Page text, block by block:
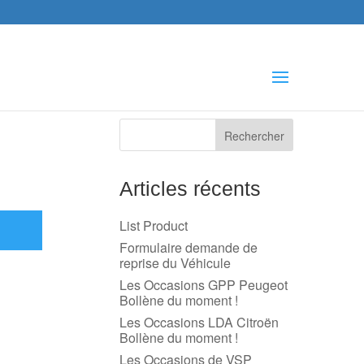
Articles récents
List Product
Formulaire demande de
reprise du Véhicule
Les Occasions GPP Peugeot
Bollène du moment !
Les Occasions LDA Citroën
Bollène du moment !
Les Occasions de VSP